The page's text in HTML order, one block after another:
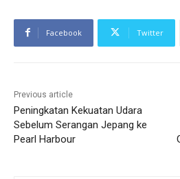
Facebook Twitter
Previous article
Peningkatan Kekuatan Udara
Sebelum Serangan Jepang ke
Pearl Harbour